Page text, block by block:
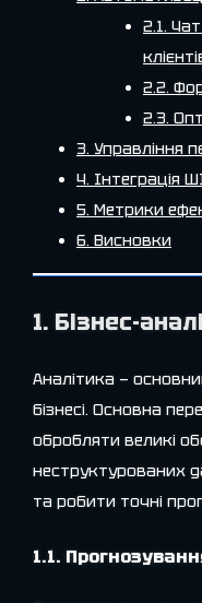
2.1.
2.2.
2.3.
3. Управління
4. Інтеграція
5. Метрики
6. Висновки
1. Бізнес-
Аналітика —
бізнесі. Основна
обробляти великі
неструктурованих
та робити точні
1.1.